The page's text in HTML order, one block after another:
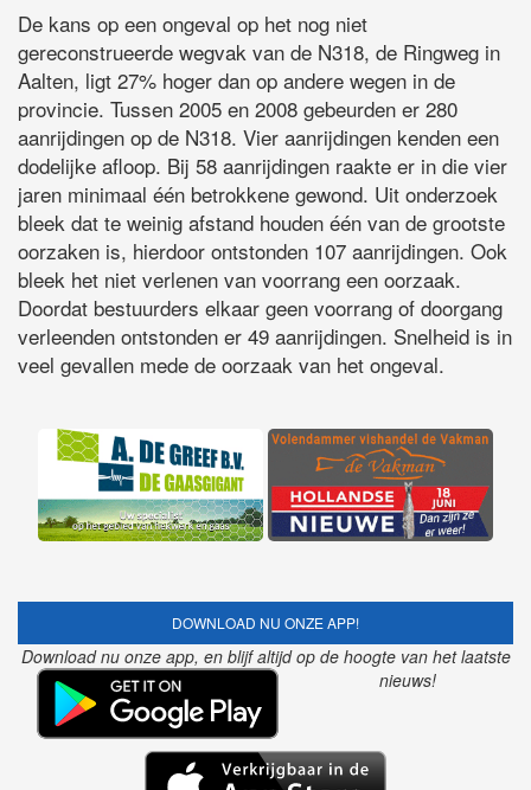
De kans op een ongeval op het nog niet
gereconstrueerde wegvak van de N318, de Ringweg in
Aalten, ligt 27% hoger dan op andere wegen in de
provincie. Tussen 2005 en 2008 gebeurden er 280
aanrijdingen op de N318. Vier aanrijdingen kenden een
dodelijke afloop. Bij 58 aanrijdingen raakte er in die vier
jaren minimaal één betrokkene gewond. Uit onderzoek
bleek dat te weinig afstand houden één van de grootste
oorzaken is, hierdoor ontstonden 107 aanrijdingen. Ook
bleek het niet verlenen van voorrang een oorzaak.
Doordat bestuurders elkaar geen voorrang of doorgang
verleenden ontstonden er 49 aanrijdingen. Snelheid is in
veel gevallen mede de oorzaak van het ongeval.
DOWNLOAD NU ONZE APP!
Download nu onze app, en blijf altijd op de hoogte van het laatste
nieuws!